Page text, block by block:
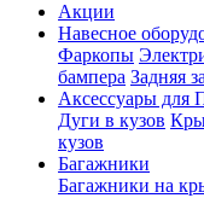
Акции
Навесное
Фаркопы
бампера Задняя
Аксессуары
Дуги в кузов
кузов
Багажники
Багажники на